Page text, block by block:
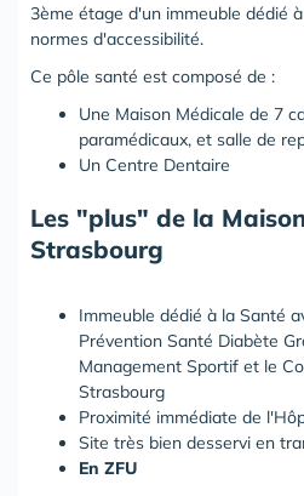
3ème étage d'un immeuble dédié
normes d'accessibilité.
Ce pôle santé est composé de :
Une Maison Médicale de 7
paramédicaux, et salle de
Un Centre Dentaire
Les "plus" de la
Strasbourg
Immeuble dédié à la Santé
Prévention Santé Diabète
Management Sportif et le
Strasbourg
Proximité immédiate de
Site très bien desservi en
En ZFU